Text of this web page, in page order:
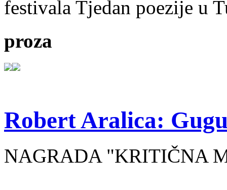
festivala Tjedan poezije u
proza
Robert Aralica:
NAGRADA "KRITIČNA